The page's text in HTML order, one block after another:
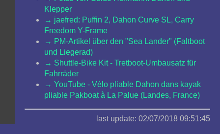
Klepper
jaefred: Puffin 2, Dahon Curve SL, Carry
Freedom Y-Frame
PM-Artikel über den "Sea Lander" (Faltboot
und Liegerad)
Shuttle-Bike Kit - Tretboot-Umbausatz für
Fahrräder
YouTube - Vélo pliable Dahon dans kayak
pliable Pakboat à La Palue (Landes, France)
last update: 02/07/2018 09:51:45